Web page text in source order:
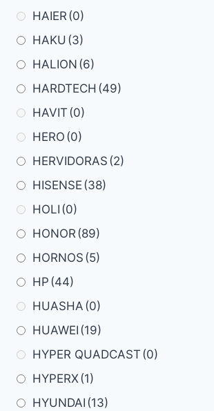
HAIER(0)
HAKU (3)
HALION (6)
HARDTECH (49)
HAVIT (0)
HERO (0)
HERVIDORAS (2)
HISENSE (38)
HOLI (0)
HONOR(89)
HORNOS (5)
HP (44)
HUASHA (0)
HUAWEI (19)
HYPER QUADCAST (0)
HYPERX(1)
HYUNDAI (13)